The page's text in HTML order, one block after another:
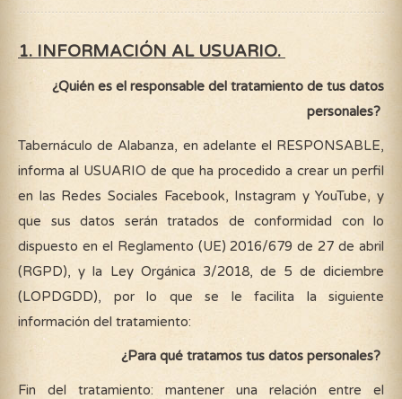
1. INFORMACIÓN AL USUARIO.
¿Quién es el responsable del tratamiento de tus datos
personales?
Tabernáculo de Alabanza, en adelante el RESPONSABLE,
informa al USUARIO de que ha procedido a crear un perfil
en las Redes Sociales Facebook, Instagram y YouTube, y
que sus datos serán tratados de conformidad con lo
dispuesto en el Reglamento (UE) 2016/679 de 27 de abril
(RGPD), y la Ley Orgánica 3/2018, de 5 de diciembre
(LOPDGDD), por lo que se le facilita la siguiente
información del tratamiento:
¿Para qué tratamos tus datos personales?
Fin del tratamiento: mantener una relación entre el